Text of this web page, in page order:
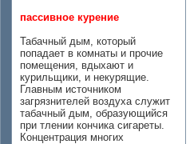
пассивное курение
Табачный дым, который
попадает в комнаты и прочие
помещения, вдыхают и
курильщики, и некурящие.
Главным источником
загрязнителей воздуха служит
табачный дым, образующийся
при тлении кончика сигареты.
Концентрация многих